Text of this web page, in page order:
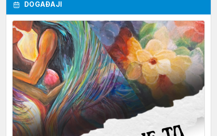
DOGAĐAJI